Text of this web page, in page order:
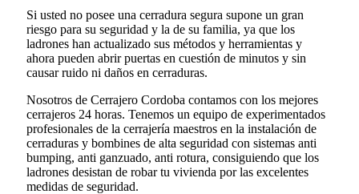
Si usted no posee una cerradura segura supone un gran
riesgo para su seguridad y la de su familia, ya que los
ladrones han actualizado sus métodos y herramientas y
ahora pueden abrir puertas en cuestión de minutos y sin
causar ruido ni daños en cerraduras.
Nosotros de Cerrajero Cordoba contamos con los mejores
cerrajeros 24 horas. Tenemos un equipo de experimentados
profesionales de la cerrajería maestros en la instalación de
cerraduras y bombines de alta seguridad con sistemas anti
bumping, anti ganzuado, anti rotura, consiguiendo que los
ladrones desistan de robar tu vivienda por las excelentes
medidas de seguridad.